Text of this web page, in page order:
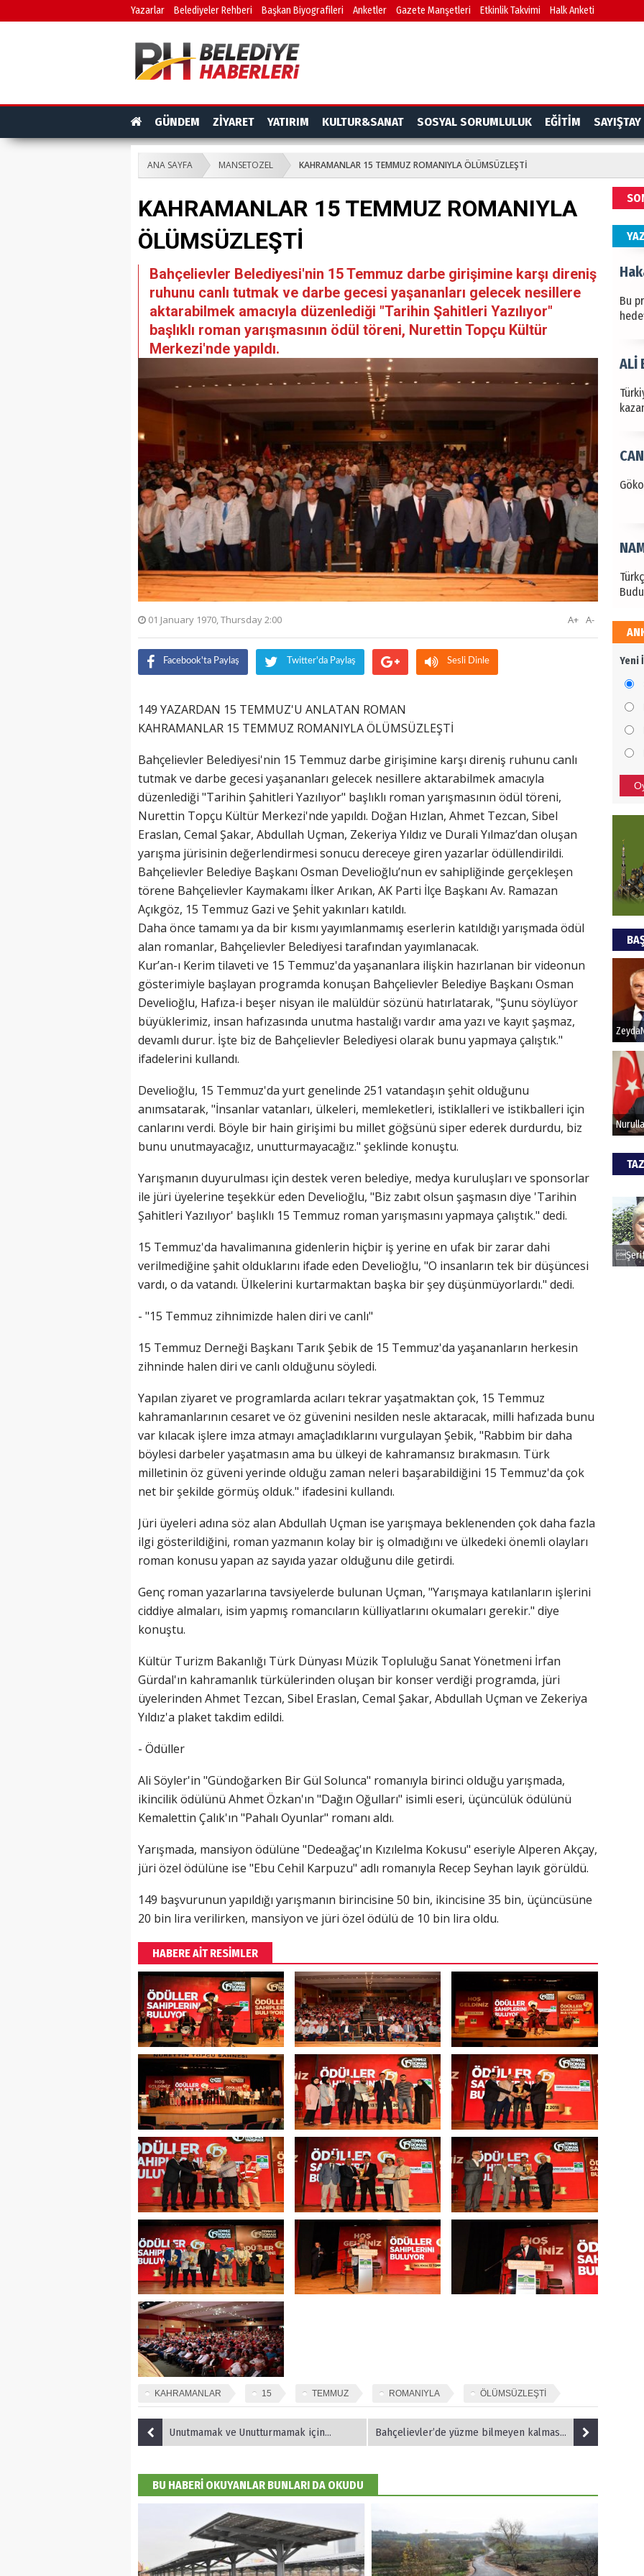
Yazarlar Belediyeler Rehberi Başkan Biyografileri Anketler Gazete Manşetleri Etkinlik Takvimi Halk Anketi
GÜNDEM ZİYARET YATIRIM KULTUR&SANAT SOSYAL SORUMLULUK EĞİTİM SAYIŞTAY
ANA SAYFA MANSETOZEL KAHRAMANLAR 15 TEMMUZ ROMANIYLA ÖLÜMSÜZLEŞTİ
KAHRAMANLAR 15 TEMMUZ ROMANIYLA
ÖLÜMSÜZLEŞTİ
Bahçelievler Belediyesi'nin 15 Temmuz darbe girişimine karşı direniş
ruhunu canlı tutmak ve darbe gecesi yaşananları gelecek nesillere
aktarabilmek amacıyla düzenlediği "Tarihin Şahitleri Yazılıyor"
başlıklı roman yarışmasının ödül töreni, Nurettin Topçu Kültür
Merkezi'nde yapıldı.
01 January 1970, Thursday 2:00 A-
A+
Facebook'ta Paylaş Twitter'da Paylaş Sesli Dinle
149 YAZARDAN 15 TEMMUZ'U ANLATAN ROMAN
KAHRAMANLAR 15 TEMMUZ ROMANIYLA ÖLÜMSÜZLEŞTİ
Bahçelievler Belediyesi'nin 15 Temmuz darbe girişimine karşı direniş ruhunu canlı
tutmak ve darbe gecesi yaşananları gelecek nesillere aktarabilmek amacıyla
düzenlediği "Tarihin Şahitleri Yazılıyor" başlıklı roman yarışmasının ödül töreni,
Nurettin Topçu Kültür Merkezi'nde yapıldı. Doğan Hızlan, Ahmet Tezcan, Sibel
Eraslan, Cemal Şakar, Abdullah Uçman, Zekeriya Yıldız ve Durali Yılmaz’dan oluşan
yarışma jürisinin değerlendirmesi sonucu dereceye giren yazarlar ödüllendirildi.
Bahçelievler Belediye Başkanı Osman Develioğlu’nun ev sahipliğinde gerçekleşen
törene Bahçelievler Kaymakamı İlker Arıkan, AK Parti İlçe Başkanı Av. Ramazan
Açıkgöz, 15 Temmuz Gazi ve Şehit yakınları katıldı.
Daha önce tamamı ya da bir kısmı yayımlanmamış eserlerin katıldığı yarışmada ödül
alan romanlar, Bahçelievler Belediyesi tarafından yayımlanacak.
Kur’an-ı Kerim tilaveti ve 15 Temmuz'da yaşananlara ilişkin hazırlanan bir videonun
gösterimiyle başlayan programda konuşan Bahçelievler Belediye Başkanı Osman
Develioğlu, Hafıza-i beşer nisyan ile malüldür sözünü hatırlatarak, "Şunu söylüyor
büyüklerimiz, insan hafızasında unutma hastalığı vardır ama yazı ve kayıt şaşmaz,
devamlı durur. İşte biz de Bahçelievler Belediyesi olarak bunu yapmaya çalıştık."
ifadelerini kullandı.
Develioğlu, 15 Temmuz'da yurt genelinde 251 vatandaşın şehit olduğunu
anımsatarak, "İnsanlar vatanları, ülkeleri, memleketleri, istiklalleri ve istikballeri için
canlarını verdi. Böyle bir hain girişimi bu millet göğsünü siper ederek durdurdu, biz
bunu unutmayacağız, unutturmayacağız." şeklinde konuştu.
Yarışmanın duyurulması için destek veren belediye, medya kuruluşları ve sponsorlar
ile jüri üyelerine teşekkür eden Develioğlu, "Biz zabıt olsun şaşmasın diye 'Tarihin
Şahitleri Yazılıyor' başlıklı 15 Temmuz roman yarışmasını yapmaya çalıştık." dedi.
15 Temmuz'da havalimanına gidenlerin hiçbir iş yerine en ufak bir zarar dahi
verilmediğine şahit olduklarını ifade eden Develioğlu, "O insanların tek bir düşüncesi
vardı, o da vatandı. Ülkelerini kurtarmaktan başka bir şey düşünmüyorlardı." dedi.
- "15 Temmuz zihnimizde halen diri ve canlı"
15 Temmuz Derneği Başkanı Tarık Şebik de 15 Temmuz'da yaşananların herkesin
zihninde halen diri ve canlı olduğunu söyledi.
Yapılan ziyaret ve programlarda acıları tekrar yaşatmaktan çok, 15 Temmuz
kahramanlarının cesaret ve öz güvenini nesilden nesle aktaracak, milli hafızada bunu
var kılacak işlere imza atmayı amaçladıklarını vurgulayan Şebik, "Rabbim bir daha
böylesi darbeler yaşatmasın ama bu ülkeyi de kahramansız bırakmasın. Türk
milletinin öz güveni yerinde olduğu zaman neleri başarabildiğini 15 Temmuz'da çok
net bir şekilde görmüş olduk." ifadesini kullandı.
Jüri üyeleri adına söz alan Abdullah Uçman ise yarışmaya beklenenden çok daha fazla
ilgi gösterildiğini, roman yazmanın kolay bir iş olmadığını ve ülkedeki önemli olayları
roman konusu yapan az sayıda yazar olduğunu dile getirdi.
Genç roman yazarlarına tavsiyelerde bulunan Uçman, "Yarışmaya katılanların işlerini
ciddiye almaları, isim yapmış romancıların külliyatlarını okumaları gerekir." diye
konuştu.
Kültür Turizm Bakanlığı Türk Dünyası Müzik Topluluğu Sanat Yönetmeni İrfan
Gürdal'ın kahramanlık türkülerinden oluşan bir konser verdiği programda, jüri
üyelerinden Ahmet Tezcan, Sibel Eraslan, Cemal Şakar, Abdullah Uçman ve Zekeriya
Yıldız'a plaket takdim edildi.
- Ödüller
Ali Söyler'in "Gündoğarken Bir Gül Solunca" romanıyla birinci olduğu yarışmada,
ikincilik ödülünü Ahmet Özkan'ın "Dağın Oğulları" isimli eseri, üçüncülük ödülünü
Kemalettin Çalık'ın "Pahalı Oyunlar" romanı aldı.
Yarışmada, mansiyon ödülüne "Dedeağaç'ın Kızılelma Kokusu" eseriyle Alperen Akçay,
jüri özel ödülüne ise "Ebu Cehil Karpuzu" adlı romanıyla Recep Seyhan layık görüldü.
149 başvurunun yapıldığı yarışmanın birincisine 50 bin, ikincisine 35 bin, üçüncüsüne
20 bin lira verilirken, mansiyon ve jüri özel ödülü de 10 bin lira oldu.
HABERE AİT RESİMLER
KAHRAMANLAR 15 TEMMUZ ROMANIYLA ÖLÜMSÜZLEŞTİ
Unutmamak ve Unutturmamak için… Bahçelievler’de yüzme bilmeyen kalmasın..!
BU HABERİ OKUYANLAR BUNLARI DA OKUDU
Bu
ALİ
Bu
Yeni